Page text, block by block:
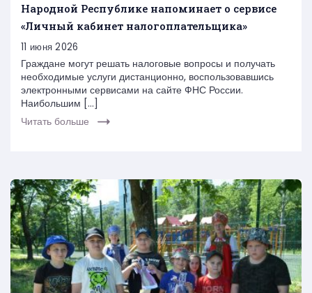
Народной Республике напоминает о сервисе
«Личный кабинет налогоплательщика»
11 июня 2026
Граждане могут решать налоговые вопросы и получать
необходимые услуги дистанционно, воспользовавшись
электронными сервисами на сайте ФНС России.
Наибольшим […]
Читать больше